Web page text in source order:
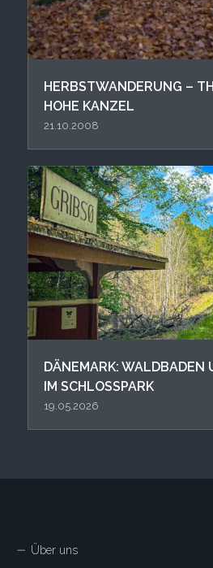
HERBSTWANDERUNG –
OHE KANZEL
21.10.2008
DÄNEMARK: WALDBADEN
IM SCHLOSSPARK
19.05.2026
Über uns